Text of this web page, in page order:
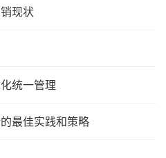
现状
统一管理
最佳实践和策略